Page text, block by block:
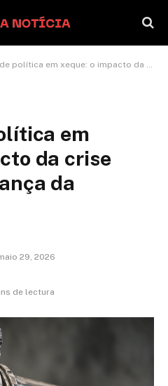
em xeque: o impacto da crise ética na confiança da população
em
da crise
da
29, 2026
de lectura